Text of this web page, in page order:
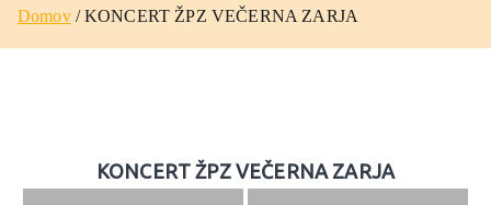
BELA
Domov KONCERT ŽPZ VEČERNA ZARJA
KONCERT ŽPZ VEČERNA ZARJA